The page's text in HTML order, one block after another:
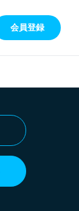
会員登録